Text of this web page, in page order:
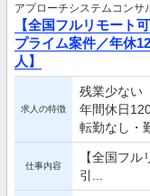
アプローチシステムコンサ
【全国フルリモート
プライム案件／年休
人】
求人の特徴
残業少ない
年間休日
転勤なし・
仕事内容
【全国フ
引...